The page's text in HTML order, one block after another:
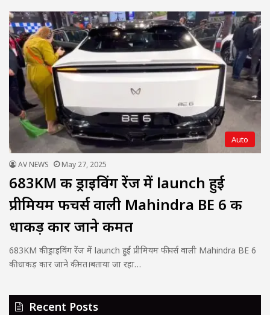
Auto
AV NEWS May 27, 2025
683KM की ड्राइविंग रेंज में launch हुई
प्रीमियम फीचर्स वाली Mahindra BE 6 की
धाकड़ कार जाने कीमत
683KM की ड्राइविंग रेंज में launch हुई प्रीमियम फीचर्स वाली Mahindra BE 6
की धाकड़ कार जाने कीमत।बताया जा रहा…
Recent Posts